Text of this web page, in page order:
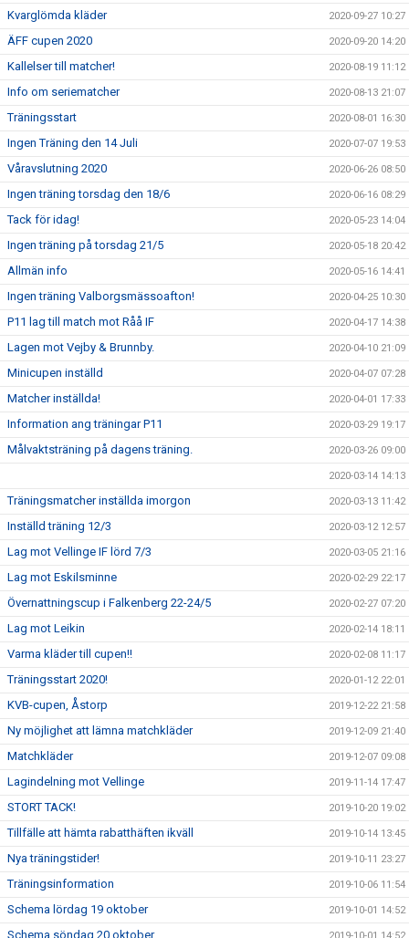
Kvarglömda kläder 2020-09-27 10:27
ÄFF cupen 2020 2020-09-20 14:20
Kallelser till matcher! 2020-08-19 11:12
Info om seriematcher 2020-08-13 21:07
Träningsstart 2020-08-01 16:30
Ingen Träning den 14 Juli 2020-07-07 19:53
Våravslutning 2020 2020-06-26 08:50
Ingen träning torsdag den 18/6 2020-06-16 08:29
Tack för idag! 2020-05-23 14:04
Ingen träning på torsdag 21/5 2020-05-18 20:42
Allmän info 2020-05-16 14:41
Ingen träning Valborgsmässoafton! 2020-04-25 10:30
P11 lag till match mot Råå IF 2020-04-17 14:38
Lagen mot Vejby & Brunnby. 2020-04-10 21:09
Minicupen inställd 2020-04-07 07:28
Matcher inställda! 2020-04-01 17:33
Information ang träningar P11 2020-03-29 19:17
Målvaktsträning på dagens träning. 2020-03-26 09:00
2020-03-14 14:13
Träningsmatcher inställda imorgon 2020-03-13 11:42
Inställd träning 12/3 2020-03-12 12:57
Lag mot Vellinge IF lörd 7/3 2020-03-05 21:16
Lag mot Eskilsminne 2020-02-29 22:17
Övernattningscup i Falkenberg 22-24/5 2020-02-27 07:20
Lag mot Leikin 2020-02-14 18:11
Varma kläder till cupen!! 2020-02-08 11:17
Träningsstart 2020! 2020-01-12 22:01
KVB-cupen, Åstorp 2019-12-22 21:58
Ny möjlighet att lämna matchkläder 2019-12-09 21:40
Matchkläder 2019-12-07 09:08
Lagindelning mot Vellinge 2019-11-14 17:47
STORT TACK! 2019-10-20 19:02
Tillfälle att hämta rabatthäften ikväll 2019-10-14 13:45
Nya träningstider! 2019-10-11 23:27
Träningsinformation 2019-10-06 11:54
Schema lördag 19 oktober 2019-10-01 14:52
Schema söndag 20 oktober